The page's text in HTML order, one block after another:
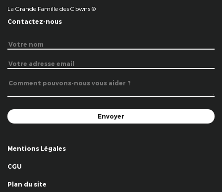
La Grande Famille des Clowns ©
Contactez-nous
Mentions Légales
CGU
Plan du site